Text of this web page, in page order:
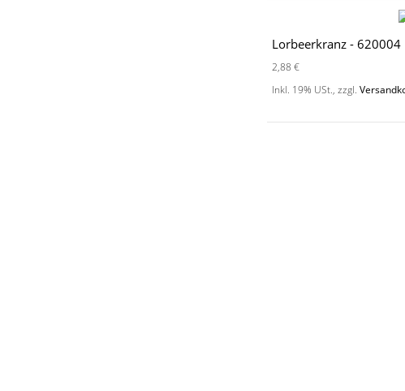
Lorbeerkranz - 620004
2,88 €
Inkl. 19% USt.,zzgl.